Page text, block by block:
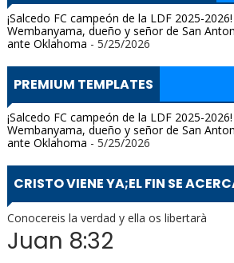
¡Salcedo FC campeón de la LDF 2025-2026!
Wembanyama, dueño y señor de San
ante Oklahoma - 5/25/2026
PREMIUM TEMPLATES
¡Salcedo FC campeón de la LDF 2025-2026!
Wembanyama, dueño y señor de San
ante Oklahoma - 5/25/2026
CRISTO VIENE YA;EL FIN SE
Conocereis la verdad y ella os libertarà
Juan 8:32